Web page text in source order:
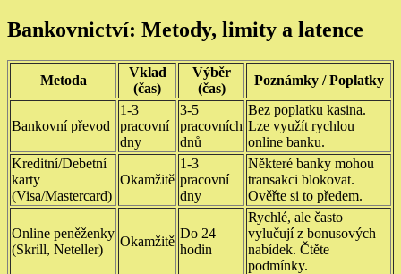
Bankovnictví: Metody, limity a latence
Metoda
Vklad
(čas)
Výběr
(čas)
Poznámky / Poplatky
Bankovní převod
1-3
pracovní
dny
3-5
pracovních
dnů
Bez poplatku kasina.
Lze využít rychlou
online banku.
Kreditní/Debetní
karty
(Visa/Mastercard)
Okamžitě
1-3
pracovní
dny
Některé banky mohou
transakci blokovat.
Ověřte si to předem.
Online peněženky
(Skrill, Neteller)
Okamžitě
Do 24
hodin
Rychlé, ale často
vylučují z bonusových
nabídek. Čtěte
podmínky.